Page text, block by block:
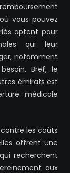
vous pouvez
optent pour
qui leur
notamment
Bref, le
émirats est
médicale
les coûts
offrent une
recherchent
aux